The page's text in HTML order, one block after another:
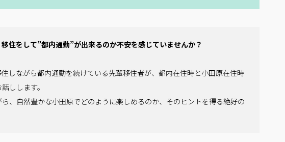
住をして”都内通勤”が出来るのか不安を感じていませんか？
しながら都内通勤を続けている先輩移住者が、都内在住時と小田原在住時
しします。
、自然豊かな小田原でどのように楽しめるのか、そのヒントを得る絶好の